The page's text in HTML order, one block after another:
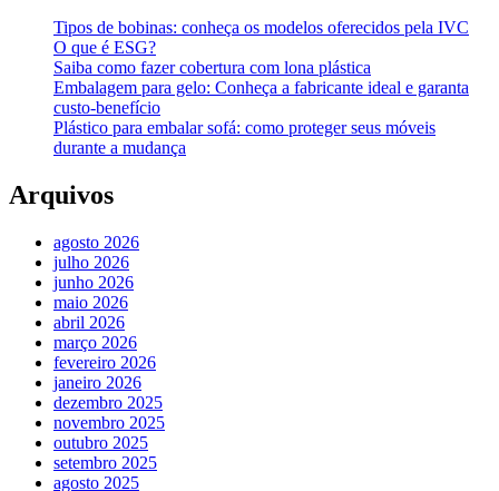
Tipos de bobinas: conheça os modelos oferecidos pela IVC
O que é ESG?
Saiba como fazer cobertura com lona plástica
Embalagem para gelo: Conheça a fabricante ideal e garanta
custo-benefício
Plástico para embalar sofá: como proteger seus móveis
durante a mudança
Arquivos
agosto 2026
julho 2026
junho 2026
maio 2026
abril 2026
março 2026
fevereiro 2026
janeiro 2026
dezembro 2025
novembro 2025
outubro 2025
setembro 2025
agosto 2025